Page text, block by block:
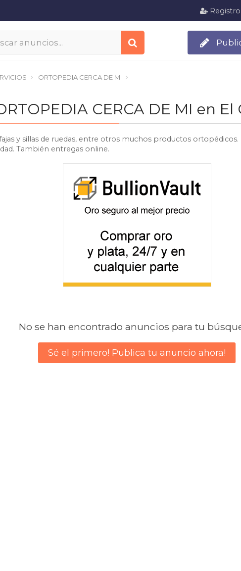
Registro
ORTOPEDIA CERCA DE MI
CERCA DE MI en El
y sillas de ruedas, entre otros muchos productos
También entregas online.
No se han encontrado anuncios para tu
Sé el primero! Publica tu anuncio ahora!